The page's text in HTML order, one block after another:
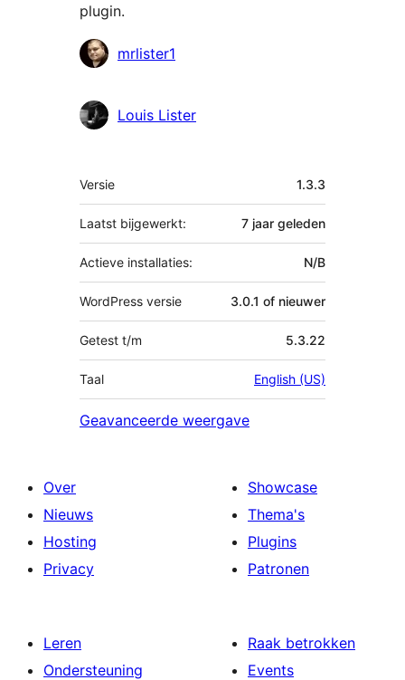
plugin.
Bijdragersmrlister1
Louis Lister
Meta
Versie 1.3.3
Laatst bijgewerkt: 7 jaar geleden
Actieve installaties: N/B
WordPress versie 3.0.1 of nieuwer
Getest t/m 5.3.22
Taal English (US)
Geavanceerde weergave
Over
Nieuws
Hosting
Privacy
Showcase
Thema's
Plugins
Patronen
Leren
Ondersteuning
Raak betrokken
Events